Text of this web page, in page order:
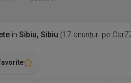
în Sibiu, Sibiu (17 anunțuri pe